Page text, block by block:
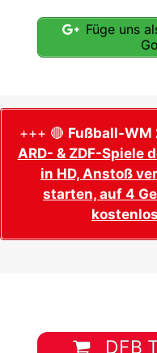
Füge uns
+++ 🔴 Fußball-WM
ARD- & ZDF-Spiele
in HD, Anstoß
starten, auf 4
DFB